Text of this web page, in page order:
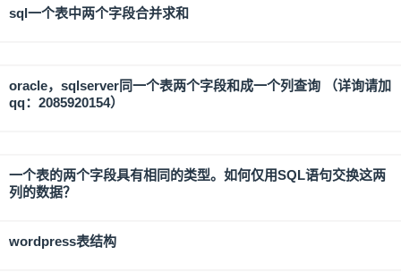
sql一个表中两个字段合并求和
oracle，sqlserver同一个表两个字段和成一个列查询 （详询请加
qq：2085920154）
一个表的两个字段具有相同的类型。如何仅用SQL语句交换这两
列的数据？
wordpress表结构